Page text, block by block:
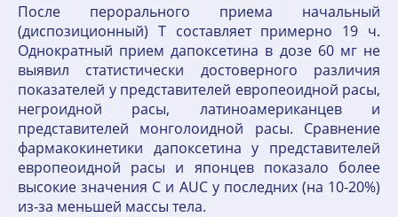
После перорального приема начальный
(диспозиционный) Т составляет примерно 19 ч.
Однократный прием дапоксетина в дозе 60 мг не
выявил статистически достоверного различия
показателей у представителей европеоидной расы,
негроидной расы, латиноамериканцев и
представителей монголоидной расы. Сравнение
фармакокинетики дапоксетина у представителей
европеоидной расы и японцев показало более
высокие значения C и AUC у последних (на 10-20%)
из-за меньшей массы тела.